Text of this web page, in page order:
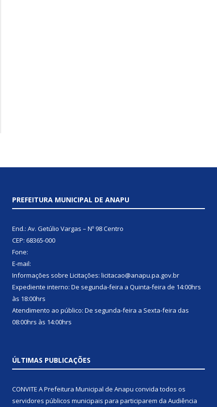
PREFEITURA MUNICIPAL DE ANAPU
End.: Av. Getúlio Vargas – Nº 98 Centro
CEP: 68365-000
Fone:
E-mail:
Informações sobre Licitações: licitacao@anapu.pa.gov.br
Expediente interno: De segunda-feira a Quinta-feira de 14:00hrs
às 18:00hrs
Atendimento ao público: De segunda-feira a Sexta-feira das
08:00hrs às 14:00hrs
ÚLTIMAS PUBLICAÇÕES
CONVITE A Prefeitura Municipal de Anapu convida todos os
servidores públicos municipais para participarem da Audiência